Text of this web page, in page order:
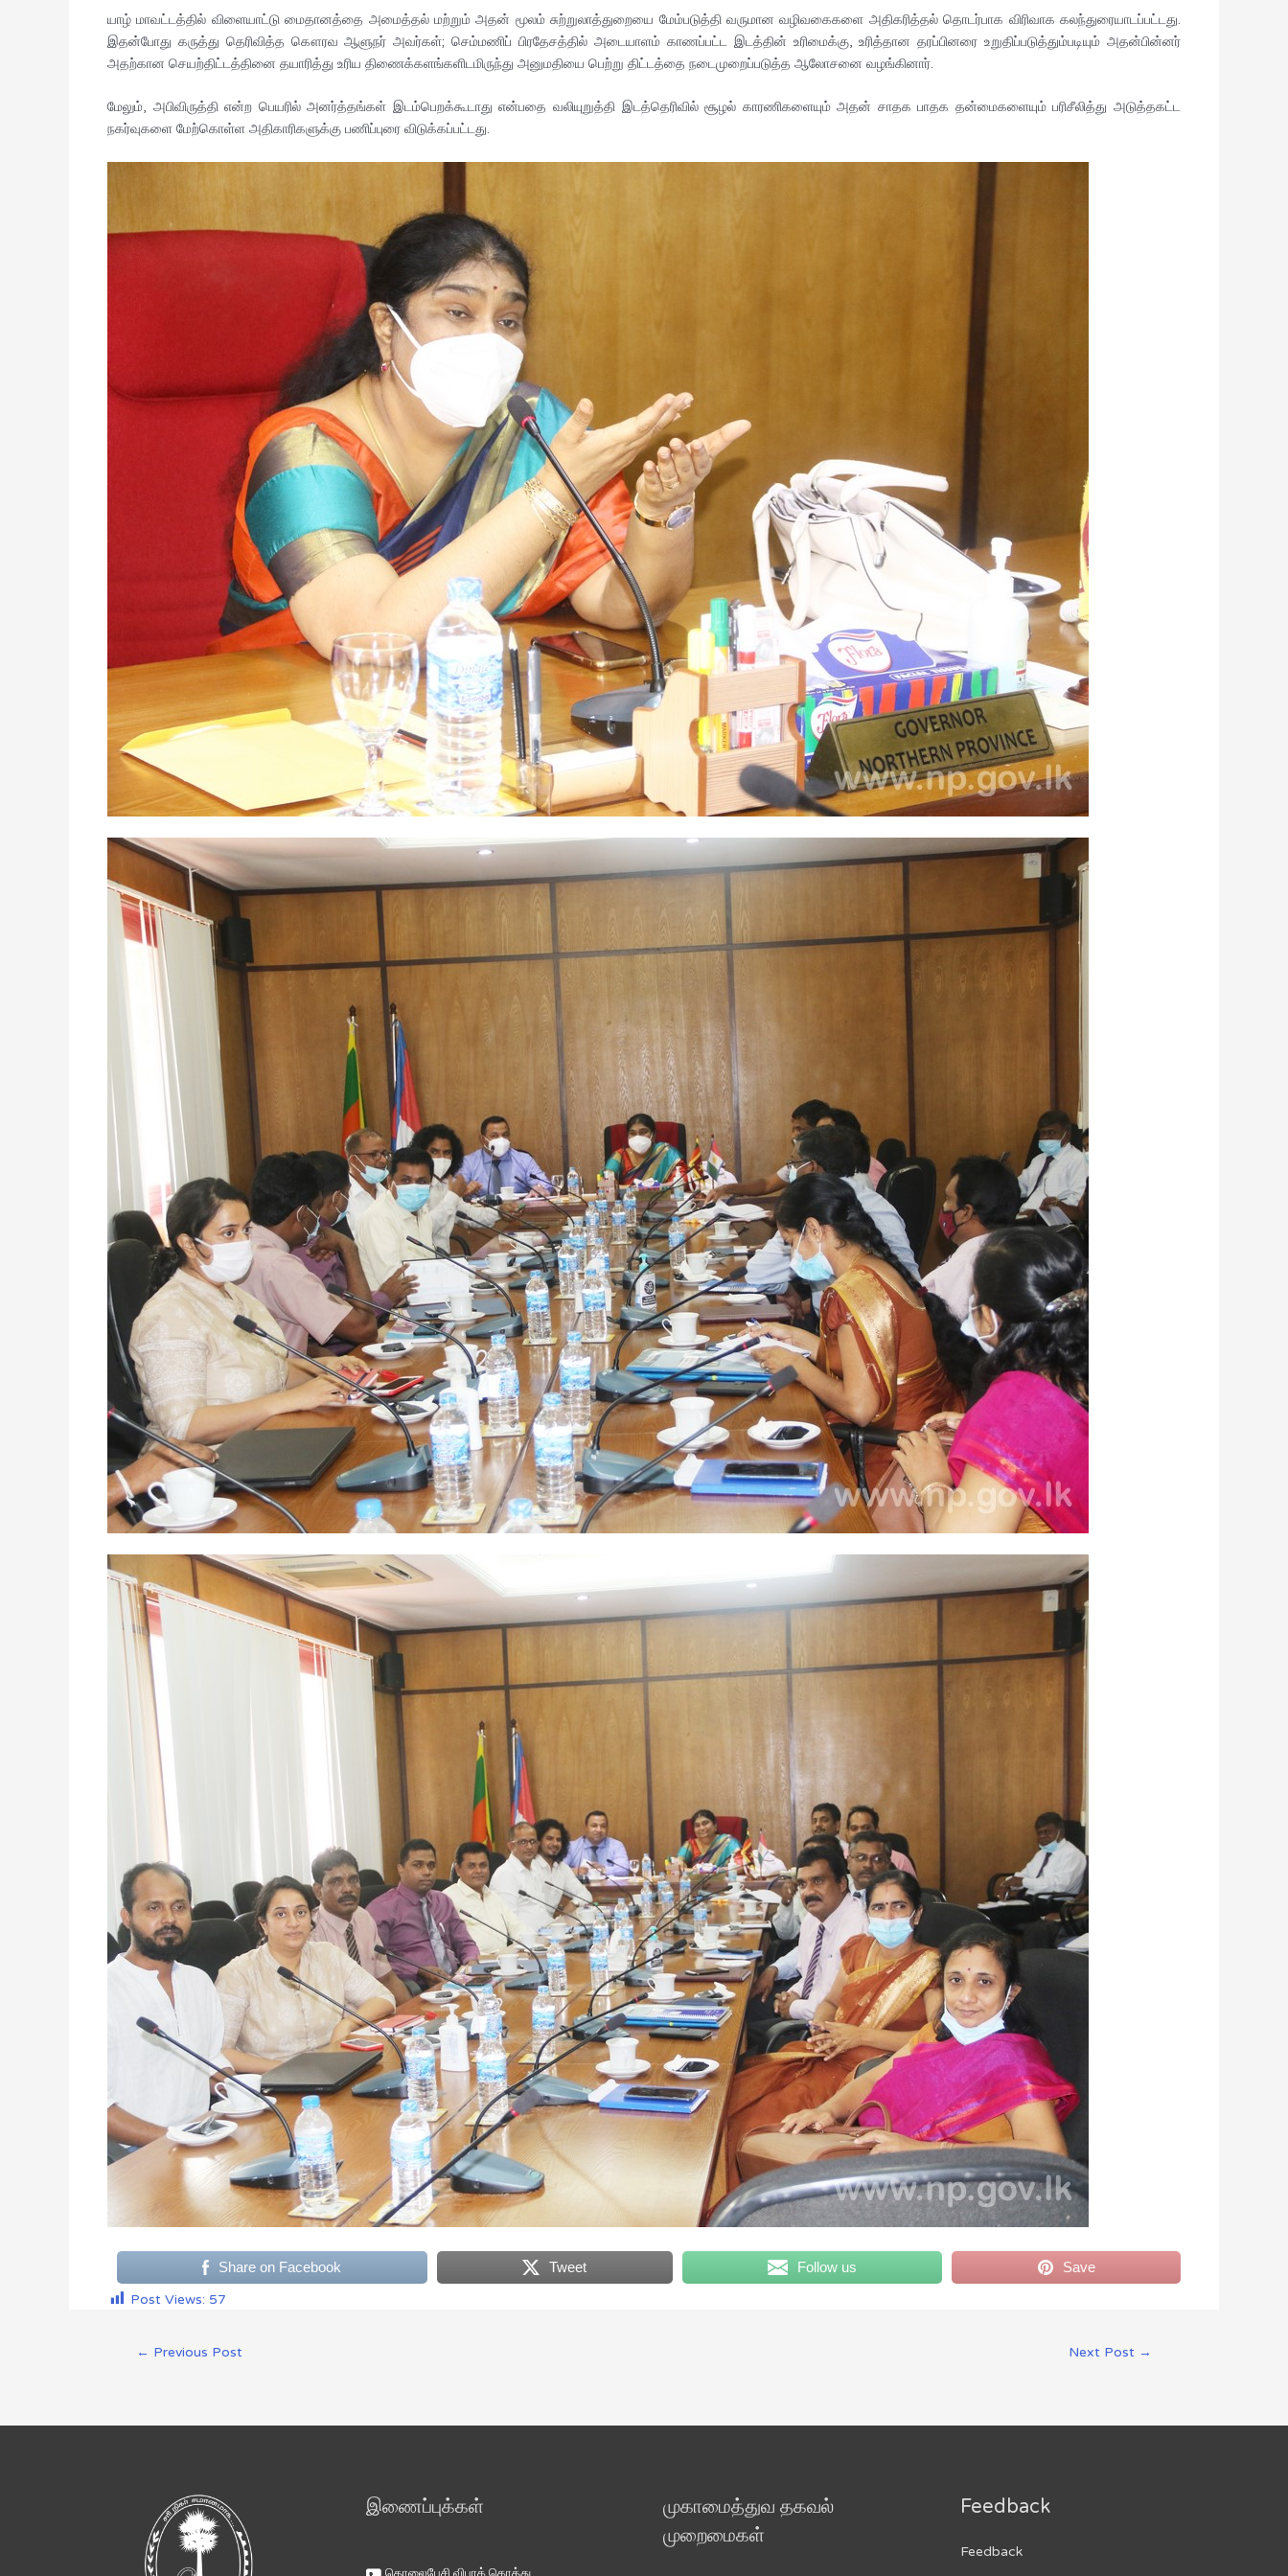
யாழ் மாவட்டத்தில் விளையாட்டு மைதானத்தை அமைத்தல் மற்றும் அதன் மூலம் சுற்றுலாத்துறையை மேம்படுத்தி வருமான வழிவகைகளை அதிகரித்தல் தொடர்பாக விரிவாக கலந்துரையாடப்பட்டது.
இதன்போது கருத்து தெரிவித்த கௌரவ ஆளுநர் அவர்கள்; செம்மணிப் பிரதேசத்தில் அடையாளம் காணப்பட்ட இடத்தின் உரிமைக்கு, உரித்தான தரப்பினரை உறுதிப்படுத்தும்படியும் அதன்பின்னர்
அதற்கான செயற்திட்டத்தினை தயாரித்து உரிய திணைக்களங்களிடமிருந்து அனுமதியை பெற்று திட்டத்தை நடைமுறைப்படுத்த ஆலோசனை வழங்கினார்.
மேலும், அபிவிருத்தி என்ற பெயரில் அனர்த்தங்கள் இடம்பெறக்கூடாது என்பதை வலியுறுத்தி இடத்தெரிவில் சூழல் காரணிகளையும் அதன் சாதக பாதக தன்மைகளையும் பரிசீலித்து அடுத்தகட்ட
நகர்வுகளை மேற்கொள்ள அதிகாரிகளுக்கு பணிப்புரை விடுக்கப்பட்டது.
Share on Facebook Tweet Follow us
Save
Post Views: 57
← Previous Post Next Post →
இணைப்புக்கள்
தொலைபேசி விபரக் கொத்து
முகாமைத்துவ தகவல்
முறைமைகள்
Feedback
Feedback